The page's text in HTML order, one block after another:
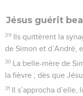
Jésus guérit
29 Ils quittèrent la
de Simon et d’André,
30 La belle-mère de
la fièvre ; dès que
31 Il s’approcha